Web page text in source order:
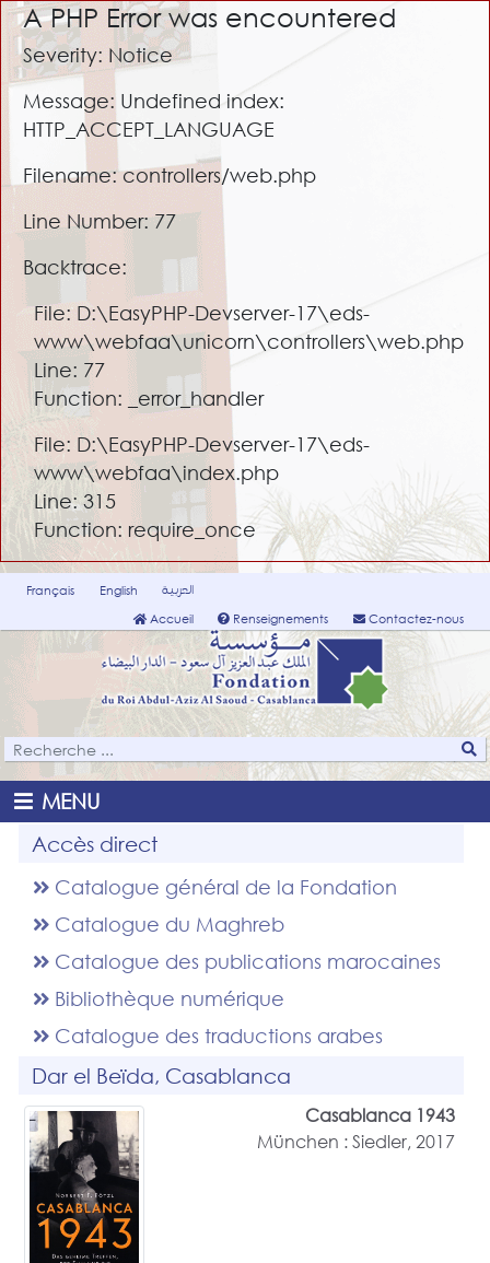
A PHP Error was encountered
Severity: Notice
Message: Undefined index:
HTTP_ACCEPT_LANGUAGE
Filename: controllers/web.php
Line Number: 77
Backtrace:
File: D:\EasyPHP-Devserver-17\eds-
www\webfaa\unicorn\controllers\web.php
Line: 77
Function: _error_handler
File: D:\EasyPHP-Devserver-17\eds-
www\webfaa\index.php
Line: 315
Function: require_once
Français English
العربية
Accueil
Renseignements Contactez-nous
MENU
Accès direct
Catalogue général de la Fondation
Catalogue du Maghreb
Catalogue des publications marocaines
Bibliothèque numérique
Catalogue des traductions arabes
Dar el Beïda, Casablanca
Casablanca 1943
München : Siedler, 2017